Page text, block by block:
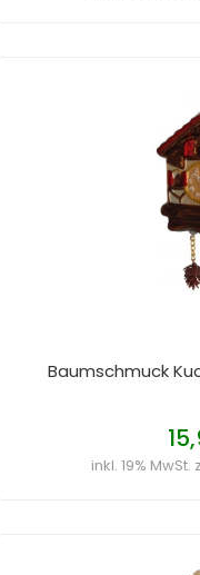
Baumschmuck
inkl. 19% MwSt.